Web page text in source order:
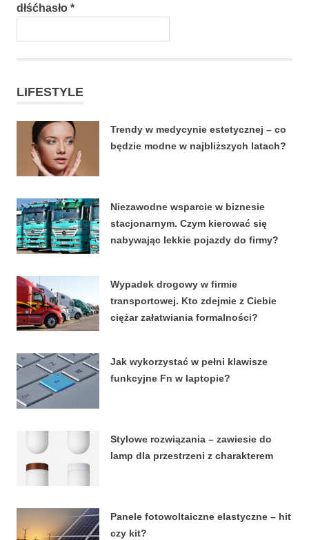
dłśćhasło *
LIFESTYLE
Trendy w medycynie estetycznej – co
będzie modne w najbliższych latach?
Niezawodne wsparcie w biznesie
stacjonarnym. Czym kierować się
nabywając lekkie pojazdy do firmy?
Wypadek drogowy w firmie
transportowej. Kto zdejmie z Ciebie
ciężar załatwiania formalności?
Jak wykorzystać w pełni klawisze
funkcyjne Fn w laptopie?
Stylowe rozwiązania – zawiesie do
lamp dla przestrzeni z charakterem
Panele fotowoltaiczne elastyczne – hit
czy kit?